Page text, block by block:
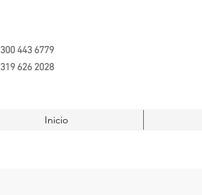
300 443 6779
319 626 2028
Inicio